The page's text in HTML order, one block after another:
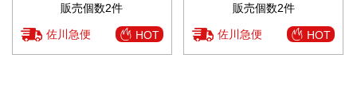
販売個数2件
佐川急便 HOT
販売個数2件
佐川急便 HOT